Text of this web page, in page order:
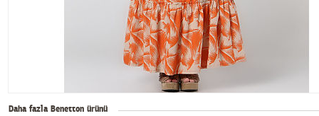
Daha fazla Benetton ürünü